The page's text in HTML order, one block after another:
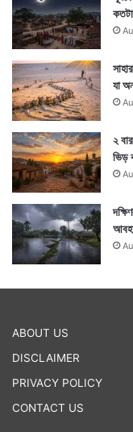
কতটা
যা
২
ভিড়
ABOUT US
DISCLAIMER
PRIVACY POLICY
CONTACT US